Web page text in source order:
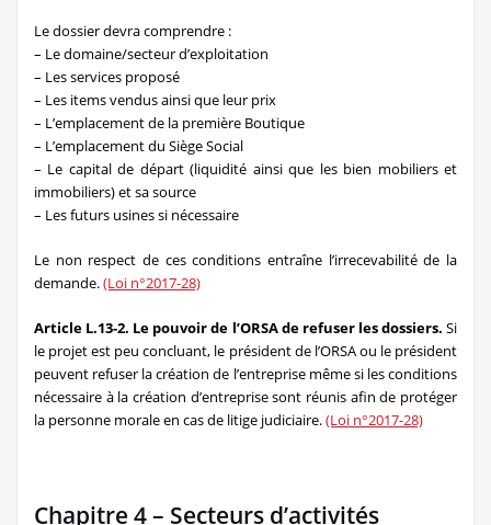
Le dossier devra comprendre :
– Le domaine/secteur d’exploitation
– Les services proposé
– Les items vendus ainsi que leur prix
– L’emplacement de la première Boutique
– L’emplacement du Siège Social
– Le capital de départ (liquidité ainsi que les bien mobiliers et
immobiliers) et sa source
– Les futurs usines si nécessaire
Le non respect de ces conditions entraîne l’irrecevabilité de la
demande.(Loi n°2017-28)
Article L.13-2. Le pouvoir de l’ORSA de refuser les dossiers. Si
le projet est peu concluant, le président de l’ORSA ou le président
peuvent refuser la création de l’entreprise même si les conditions
nécessaire à la création d’entreprise sont réunis afin de protéger
la personne morale en cas de litige judiciaire.(Loi n°2017-28)
Chapitre 4 – Secteurs d’activités